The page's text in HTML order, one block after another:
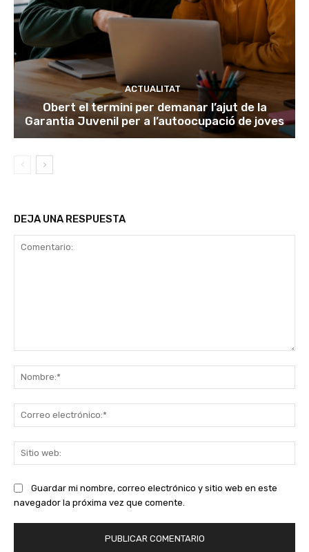
ACTUALITAT
Obert el termini per demanar l’ajut de la
Garantia Juvenil per a l’autoocupació de joves
DEJA UNA RESPUESTA
Guardar mi nombre, correo electrónico y sitio web en este
navegador la próxima vez que comente.